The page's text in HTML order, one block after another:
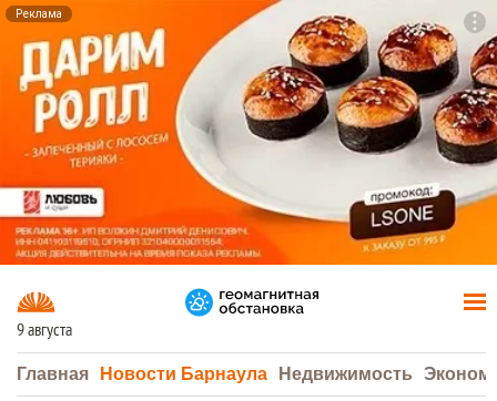
Реклама
9 августа
Главная Новости Барнаула Недвижимость